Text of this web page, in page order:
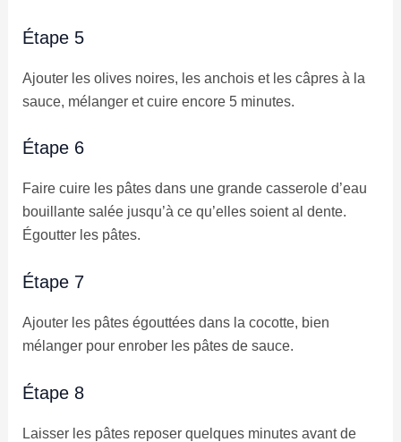
Étape 5
Ajouter les olives noires, les anchois et les câpres à la
sauce, mélanger et cuire encore 5 minutes.
Étape 6
Faire cuire les pâtes dans une grande casserole d’eau
bouillante salée jusqu’à ce qu’elles soient al dente.
Égoutter les pâtes.
Étape 7
Ajouter les pâtes égouttées dans la cocotte, bien
mélanger pour enrober les pâtes de sauce.
Étape 8
Laisser les pâtes reposer quelques minutes avant de